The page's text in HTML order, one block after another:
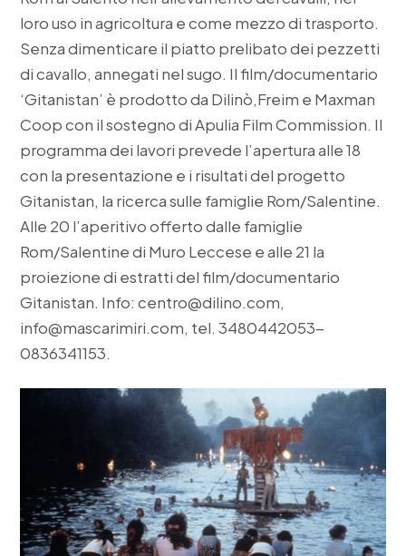
loro uso in agricoltura e come mezzo di trasporto.
Senza dimenticare il piatto prelibato dei pezzetti
di cavallo, annegati nel sugo. Il film/documentario
‘Gitanistan’ è prodotto da Dilinò,Freim e Maxman
Coop con il sostegno di Apulia Film Commission. Il
programma dei lavori prevede l’apertura alle 18
con la presentazione e i risultati del progetto
Gitanistan, la ricerca sulle famiglie Rom/Salentine.
Alle 20 l’aperitivo offerto dalle famiglie
Rom/Salentine di Muro Leccese e alle 21 la
proiezione di estratti del film/documentario
Gitanistan. Info:centro@dilino.com,
info@mascarimiri.com, tel. 3480442053-
0836341153.